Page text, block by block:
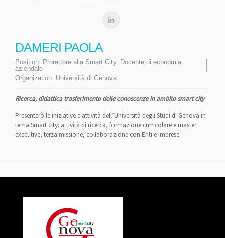
DAMERI PAOLA
Position: Prorettore alla Smart City, Docente di economia
aziendale
Organization: Università di Genova
Ricerca, didattica trasferimento delle conoscenze in ambito smart city
Presenterò le iniziative e attività dell’Università degli Studi di Genova in
tema Smart city: attività di ricerca, formazione curricolare e master
executive, terza missione, collaborazione con Enti e imprese.